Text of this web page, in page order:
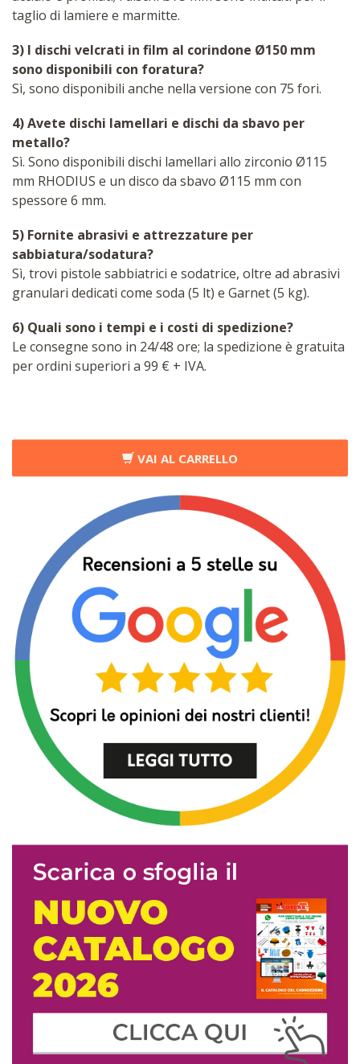
VAI AL CARRELLO
taglio di lamiere e marmitte.
3) I dischi velcrati in film al corindone Ø150 mm
sono disponibili con foratura?
Sì, sono disponibili anche nella versione con 75 fori.
4) Avete dischi lamellari e dischi da sbavo per
metallo?
Sì. Sono disponibili dischi lamellari allo zirconio Ø115
mm RHODIUS e un disco da sbavo Ø115 mm con
spessore 6 mm.
5) Fornite abrasivi e attrezzature per
sabbiatura/sodatura?
Sì, trovi pistole sabbiatrici e sodatrice, oltre ad abrasivi
granulari dedicati come soda (5 lt) e Garnet (5 kg).
6) Quali sono i tempi e i costi di spedizione?
Le consegne sono in 24/48 ore; la spedizione è gratuita
per ordini superiori a 99 € + IVA.